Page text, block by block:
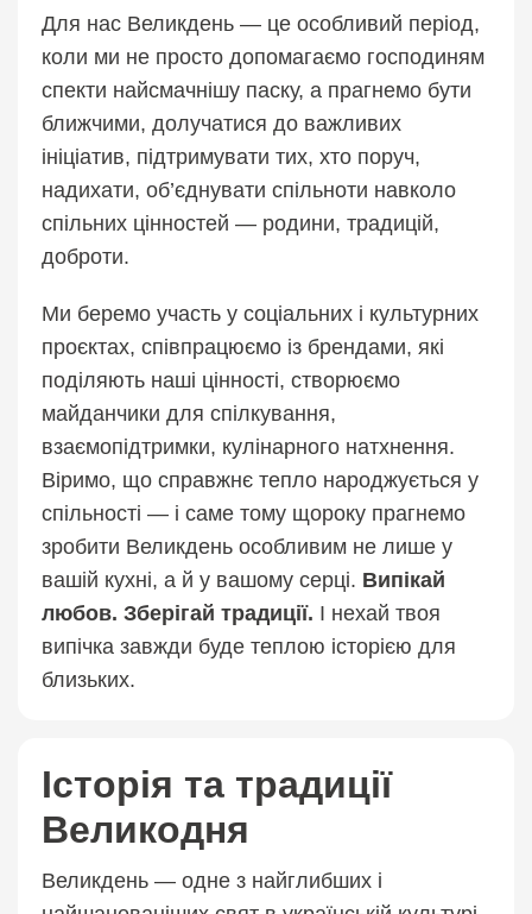
Для нас Великдень — це особливий період,
коли ми не просто допомагаємо господиням
спекти найсмачнішу паску, а прагнемо бути
ближчими, долучатися до важливих
ініціатив, підтримувати тих, хто поруч,
надихати, об’єднувати спільноти навколо
спільних цінностей — родини, традицій,
доброти.
Ми беремо участь у соціальних і культурних
проєктах, співпрацюємо із брендами, які
поділяють наші цінності, створюємо
майданчики для спілкування,
взаємопідтримки, кулінарного натхнення.
Віримо, що справжнє тепло народжується у
спільності — і саме тому щороку прагнемо
зробити Великдень особливим не лише у
вашій кухні, а й у вашому серці. Випікай
любов. Зберігай традиції. І нехай твоя
випічка завжди буде теплою історією для
близьких.
Історія та традиції
Великодня
Великдень — одне з найглибших і